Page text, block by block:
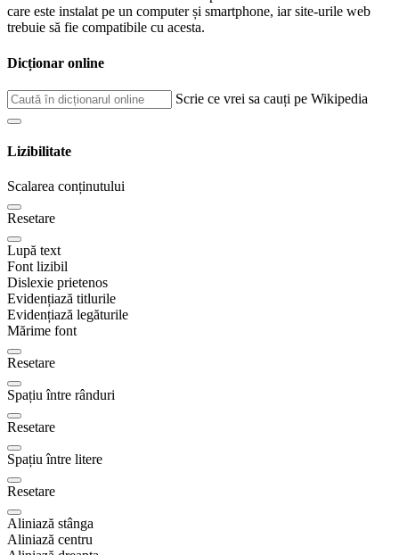
care este instalat pe un computer și smartphone, iar site-urile web
trebuie să fie compatibile cu acesta.
Dicționar online
Scrie ce vrei sa cauți pe Wikipedia
Lizibilitate
Scalarea conținutului
Resetare
Lupă text
Font lizibil
Dislexie prietenos
Evidențiază titlurile
Evidențiază legăturile
Mărime font
Resetare
Spațiu între rânduri
Resetare
Spațiu între litere
Resetare
Aliniază stânga
Aliniază centru